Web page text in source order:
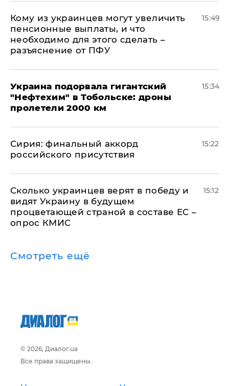
Кому из украинцев могут увеличить
пенсионные выплаты, и что
необходимо для этого сделать –
разъяснение от ПФУ
15:49
Украина подорвала гигантский
"Нефтехим" в Тобольске: дроны
пролетели 2000 км
15:34
​Сирия: финальный аккорд
российского присутствия
15:22
Сколько украинцев верят в победу и
видят Украину в будущем
процветающей страной в составе ЕС –
опрос КМИС
15:12
Смотреть ещё
© 2026, Диалог.ua
Все права защищены.